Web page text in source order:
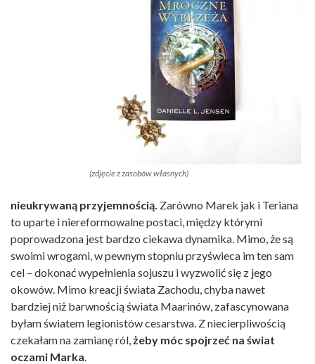
(zdjęcie z zasobów własnych)
nieukrywaną przyjemnością. Zarówno Marek jak i Teriana
to uparte i niereformowalne postaci, między którymi
poprowadzona jest bardzo ciekawa dynamika. Mimo, że są
swoimi wrogami, w pewnym stopniu przyświeca im ten sam
cel – dokonać wypełnienia sojuszu i wyzwolić się z jego
okowów. Mimo kreacji świata Zachodu, chyba nawet
bardziej niż barwnością świata Maarinów, zafascynowana
byłam światem legionistów cesarstwa. Z niecierpliwością
czekałam na zamianę ról, żeby móc spojrzeć na świat
oczami Marka